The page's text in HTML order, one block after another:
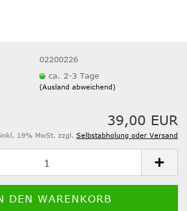
02200226
ca. 2-3 Tage
(Ausland abweichend)
39,00 EUR
inkl. 19% MwSt. zzgl. Selbstabholung oder Versand